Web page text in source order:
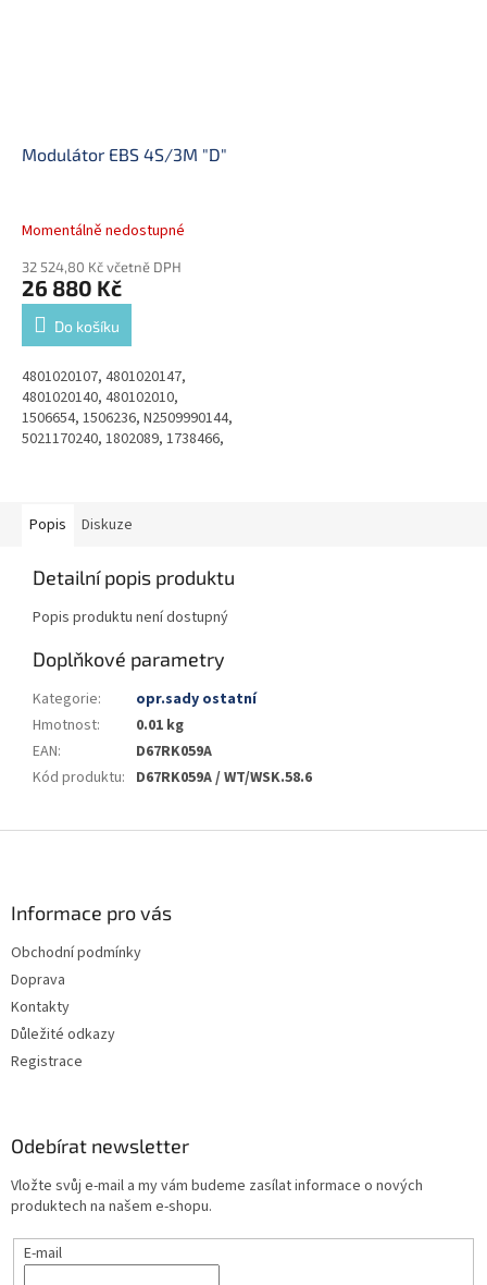
Modulátor EBS 4S/3M "D"
Momentálně nedostupné
32 524,80 Kč včetně DPH
26 880 Kč
Do košíku
4801020107, 4801020147,
4801020140, 480102010,
1506654, 1506236, N2509990144,
5021170240, 1802089, 1738466,
Popis Diskuze
Detailní popis produktu
Popis produktu není dostupný
Doplňkové parametry
Kategorie:
opr.sady ostatní
Hmotnost:
0.01 kg
EAN:
D67RK059A
Kód produktu: D67RK059A / WT/WSK.58.6
Informace pro vás
Obchodní podmínky
Doprava
Kontakty
Důležité odkazy
Registrace
Odebírat newsletter
Vložte svůj e-mail a my vám budeme zasílat informace o nových
produktech na našem e-shopu.
E-mail